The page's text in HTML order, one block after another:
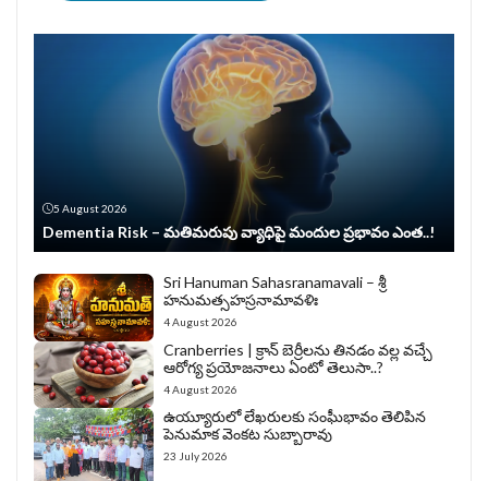
5 August 2026
Dementia Risk – మతిమరుపు వ్యాధిపై మందుల ప్రభావం ఎంత..!
Sri Hanuman Sahasranamavali – శ్రీ
హనుమత్సహస్రనామావళిః
4 August 2026
Cranberries | క్రాన్ బెర్రీల‌ను తిన‌డం వ‌ల్ల వచ్చే
ఆరోగ్య ప్రయోజనాలు ఏంటో తెలుసా..?
4 August 2026
ఉయ్యూరులో లేఖరులకు సంఘీభావం తెలిపిన
పెనుమాక వెంకట సుబ్బారావు
23 July 2026